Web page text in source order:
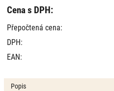
Cena s DPH:
Přepočtená cena:
DPH:
EAN:
Popis